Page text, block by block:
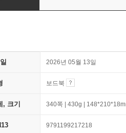
2026년 05월 13일
보드북
, 크기 340쪽 | 430g |
9791199217218